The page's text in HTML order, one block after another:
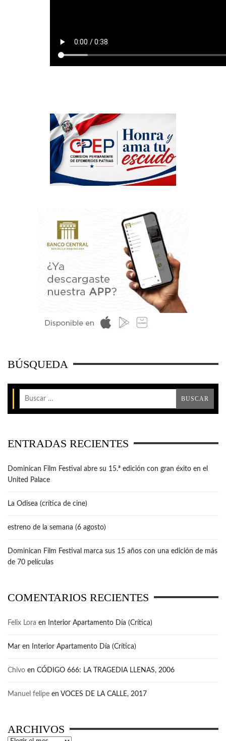
BÚSQUEDA
ENTRADAS RECIENTES
Dominican Film Festival abre su 15.ª edición con gran éxito en el
United Palace
La Odisea (crítica de cine)
estreno de la semana (6 agosto)
Dominican Film Festival marca sus 15 años con una edición de más
de 70 películas
COMENTARIOS RECIENTES
Felix Lora en Interior Apartamento Día (Crítica)
Mar en Interior Apartamento Día (Crítica)
Chivo en CÓDIGO 666: LA TRAGEDIA LLENAS, 2006
Manuel felipe en VOCES DE LA CALLE, 2017
ARCHIVOS